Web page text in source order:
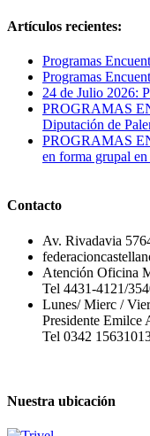
Artículos recientes:
Programas
Programas
24 de Julio 2026:
PROGRAMAS
Diputación de
PROGRAMAS
en forma grupal en
Contacto
Av. Rivadavia
Atención Oficina
Tel 4431-4121/
Lunes/ Mierc /
Presidente Emilce
Tel 0342
Nuestra ubicación